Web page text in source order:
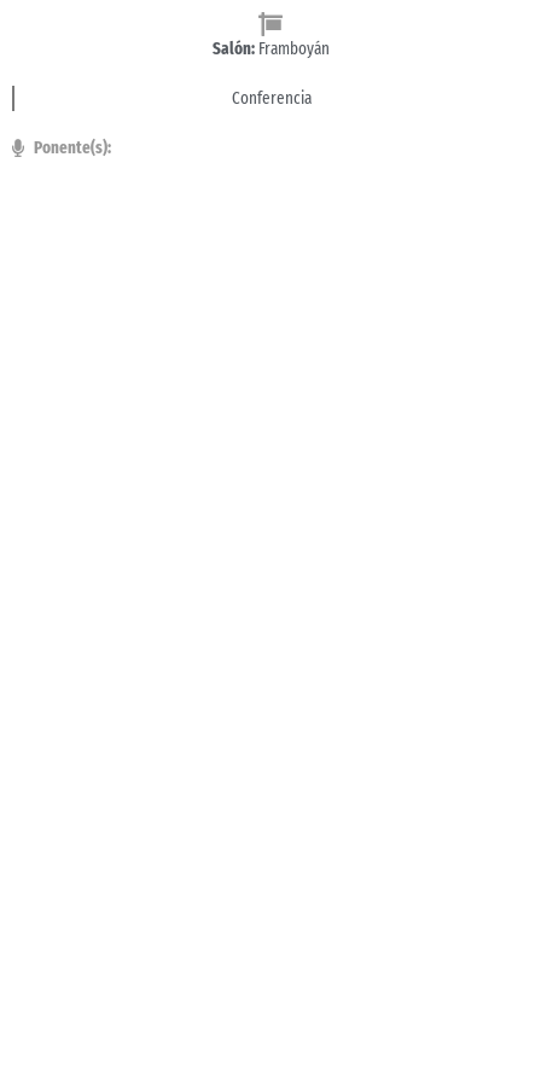
Salón:Framboyán
Conferencia
Ponente(s):